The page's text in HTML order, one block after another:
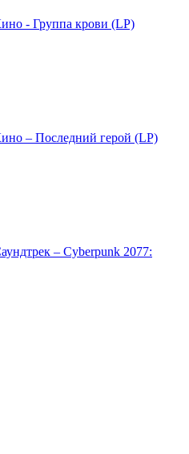
- Группа крови (LP)
– Последний герой (LP)
– Cyberpunk 2077: